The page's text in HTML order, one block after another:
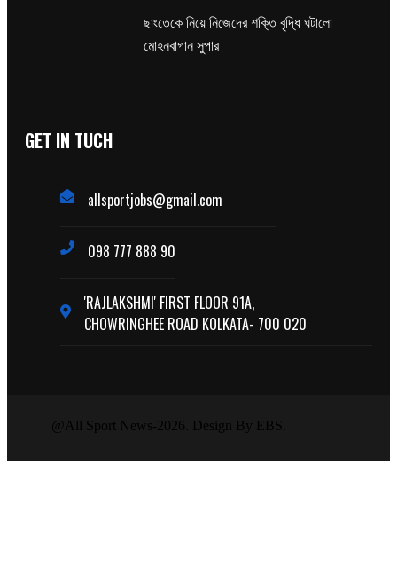
ছাংতেকে নিয়ে নিজেদের শক্তি বৃদ্ধি ঘটালো
মোহনবাগান সুপার
GET IN TUCH
allsportjobs@gmail.com
098 777 888 90
'RAJLAKSHMI' FIRST FLOOR 91A,
CHOWRINGHEE ROAD KOLKATA- 700 020
@All Sport News-2026. Design By EBS.